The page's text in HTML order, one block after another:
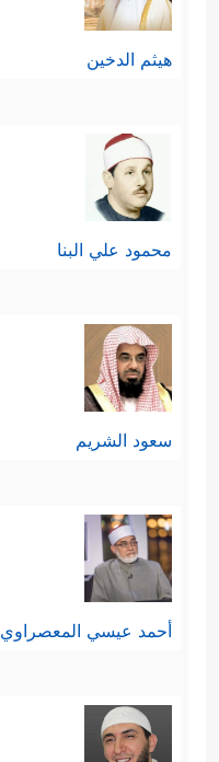
هيثم الدخين
محمود علي البنا
سعود الشريم
أحمد عيسي المعصراوي